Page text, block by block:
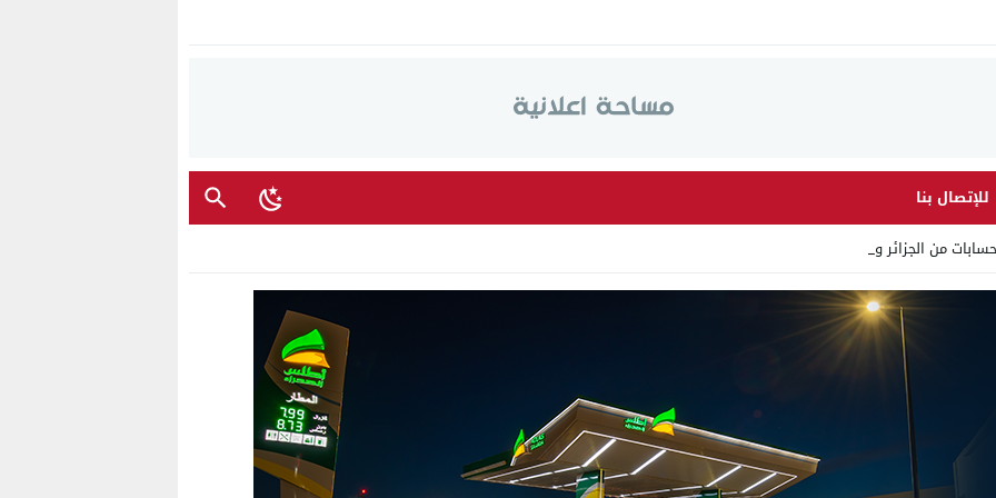
للإتصال بنا
من الجزائر وأرقاما _